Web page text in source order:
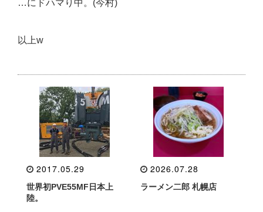
…にドハマり中。(今村)
以上w
2017.05.29
世界初PVE55MF日本上
陸。
2026.07.28
ラーメン二郎 札幌店